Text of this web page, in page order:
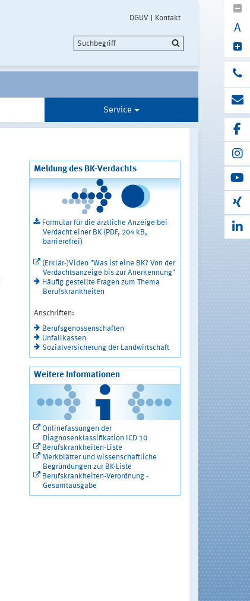
DGUV Kontakt
A
Service
Meldung des BK-Verdachts
Formular für die ärztliche Anzeige bei
Verdacht einer BK (PDF, 204 kB,
barrierefrei)
(Erklär-)Video "Was ist eine BK? Von der
Verdachtsanzeige bis zur Anerkennung"
Häufig gestellte Fragen zum Thema
Berufskrankheiten
Anschriften:
Berufsgenossenschaften
Unfallkassen
Sozialversicherung der Landwirtschaft
Weitere Informationen
Onlinefassungen der
Diagnosenklassifikation ICD 10
Berufskrankheiten-Liste
Merkblätter und wissenschaftliche
Begründungen zur BK-Liste
Berufskrankheiten-Verordnung -
Gesamtausgabe